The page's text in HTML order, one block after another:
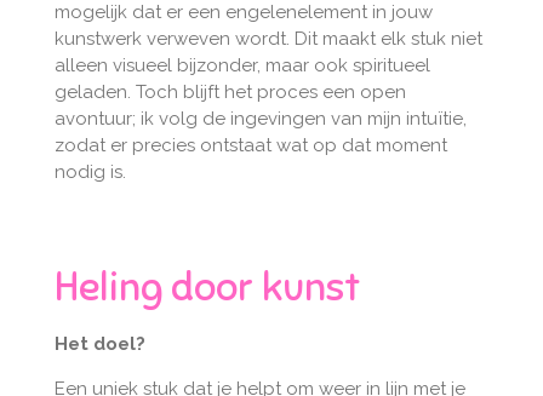
mogelijk dat er een engelenelement in jouw
kunstwerk verweven wordt. Dit maakt elk stuk niet
alleen visueel bijzonder, maar ook spiritueel
geladen. Toch blijft het proces een open
avontuur; ik volg de ingevingen van mijn intuïtie,
zodat er precies ontstaat wat op dat moment
nodig is.
Heling door kunst
Het doel?
Een uniek stuk dat je helpt om weer in lijn met je